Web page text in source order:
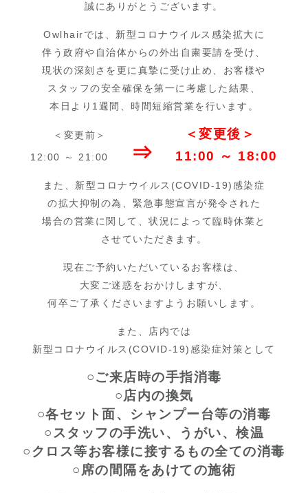
誠にありがとうございます。
Owlhairでは、新型コロナウイルス感染拡大に
伴う政府や自治体からの外出自粛要請を受け、
現状の深刻さを更に真摯に受け止め、お客様や
スタッフの安全確保を第一に考慮した結果、
本日より1週間、時間短縮営業を行います。
＜変更前＞ ＜変更後＞
12:00 ～ 21:00 ⇒ 11:00 ～ 18:00
また、新型コロナウイルス(COVID-19)感染症
の拡大抑制の為、緊急事態宣言が発令された
場合の営業に関して、状況によって臨時休業と
させていただきます。
現在ご予約いただいているお客様は、
大変ご迷惑をおかけしますが、
何卒ご了承くださいますようお願いします。
また、店内では
新型コロナウイルス(COVID-19)感染症対策として
○ご来店時の手指消毒
○店内の換気
○各セット面、シャンプー台等の消毒
○スタッフの手洗い、うがい、検温
○クロス等お客様に接するもの全ての消毒
○席の間隔をあけての施術